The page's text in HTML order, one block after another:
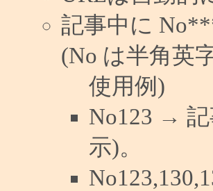
記事中に
(No は半角英
使用例)
No123 →
示)。